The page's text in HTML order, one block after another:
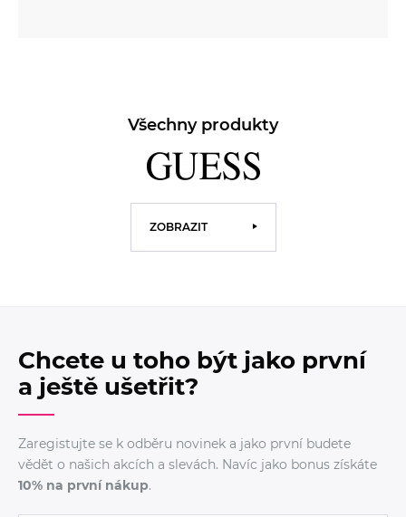
Všechny produkty
ZOBRAZIT
Chcete u toho být jako první
a ještě ušetřit?
Zaregistujte se k odběru novinek a jako první budete
vědět o našich akcích a slevách. Navíc jako bonus získáte
10% na první nákup.